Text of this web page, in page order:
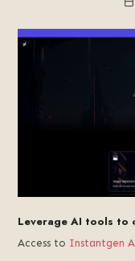
Basilisco
fomentamos
inteligencia
Leverage AI tools to
Access to Instantgen